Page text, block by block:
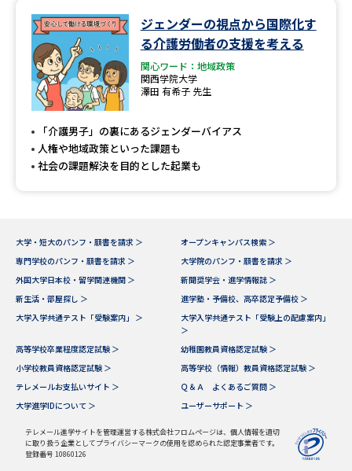
オープンキャンパス検索
来場型・Web型イベント特集 夢ナビライブ
先輩が入学を決めた理由 テレメール全国一斉進学調査
学問検索
大学で学びたい学問発見
ジェンダーの視点から国際化す
る介護労働者の支援を考える
関心ワード：地域政策
関西学院大学
澤田 有希子 先生
「介護男子」の裏にあるジェンダーバイアス
人権や地域政策といった課題も
社会の課題解決を目的とした起業も
大学・短大のパンフ・願書を請求 ＞
オープンキャンパス検索 ＞
専門学校のパンフ・願書を請求 ＞
大学院のパンフ・願書を請求 ＞
外国大学日本校・留学関連機関 ＞
新聞奨学会・進学情報誌 ＞
新生活・部屋探し ＞
進学塾・予備校、高卒認定予備校 ＞
大学入学共通テスト「受験案内」 ＞
大学入学共通テスト「受験上の配慮案内」
＞
高等学校卒業程度認定試験 ＞
幼稚園教員資格認定試験 ＞
小学校教員資格認定試験 ＞
高等学校（情報）教員資格認定試験 ＞
テレメールお支払いサイト ＞
Ｑ＆Ａ よくあるご質問 ＞
大学進学IDについて ＞
ユーザーサポート ＞
テレメール進学サイトを管理運営する株式会社フロムページは、個人情報を適切
に取り扱う企業としてプライバシーマークの使用を認められた認定事業者です。
登録番号 10860126